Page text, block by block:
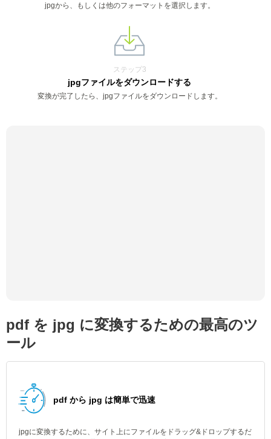
jpgから、もしくは他のフォーマットを選択します。
ステップ3
jpgファイルをダウンロードする
変換が完了したら、jpgファイルをダウンロードします。
pdf を jpg に変換するための最高のツ
ール
pdf から jpg は簡単で迅速
jpgに変換するために、サイト上にファイルをドラッグ&ドロップするだ